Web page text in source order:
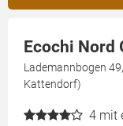
Ecochi Nord
Lademannbogen
Kattendorf)
4 mit